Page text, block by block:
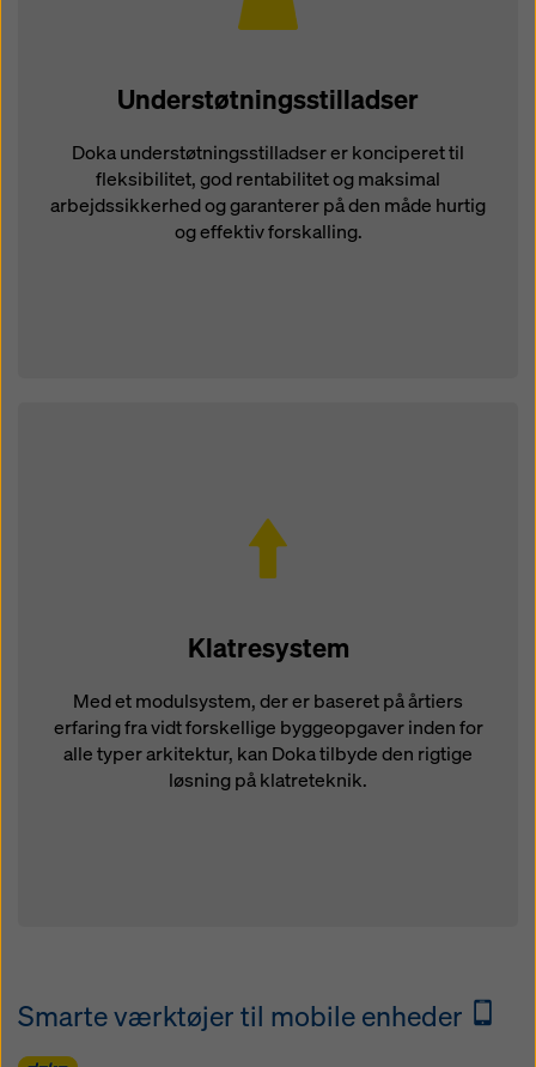
Understøtningsstilladser
Doka understøtningsstilladser er konciperet til
fleksibilitet, god rentabilitet og maksimal
arbejdssikkerhed og garanterer på den måde hurtig
og effektiv forskalling.
Klatresystem
Med et modulsystem, der er baseret på årtiers
erfaring fra vidt forskellige byggeopgaver inden for
alle typer arkitektur, kan Doka tilbyde den rigtige
løsning på klatreteknik.
Smarte værktøjer til mobile enheder